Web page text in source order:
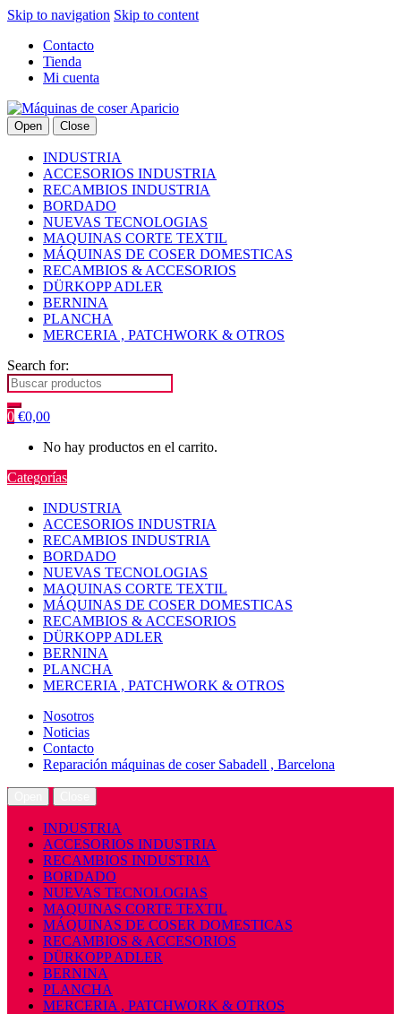
Skip to navigation Skip to content
Contacto
Tienda
Mi cuenta
Open Close
INDUSTRIA
ACCESORIOS INDUSTRIA
RECAMBIOS INDUSTRIA
BORDADO
NUEVAS TECNOLOGIAS
MAQUINAS CORTE TEXTIL
MÁQUINAS DE COSER DOMESTICAS
RECAMBIOS & ACCESORIOS
DÜRKOPP ADLER
BERNINA
PLANCHA
MERCERIA , PATCHWORK & OTROS
Search for:
0 €0,00
No hay productos en el carrito.
Categorías
INDUSTRIA
ACCESORIOS INDUSTRIA
RECAMBIOS INDUSTRIA
BORDADO
NUEVAS TECNOLOGIAS
MAQUINAS CORTE TEXTIL
MÁQUINAS DE COSER DOMESTICAS
RECAMBIOS & ACCESORIOS
DÜRKOPP ADLER
BERNINA
PLANCHA
MERCERIA , PATCHWORK & OTROS
Nosotros
Noticias
Contacto
Reparación máquinas de coser Sabadell , Barcelona
INDUSTRIA
ACCESORIOS INDUSTRIA
RECAMBIOS INDUSTRIA
BORDADO
NUEVAS TECNOLOGIAS
MAQUINAS CORTE TEXTIL
MÁQUINAS DE COSER DOMESTICAS
RECAMBIOS & ACCESORIOS
DÜRKOPP ADLER
BERNINA
PLANCHA
MERCERIA , PATCHWORK & OTROS